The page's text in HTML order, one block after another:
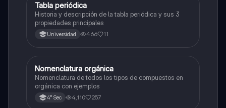
Química
Tabla periódica
Historia y descripción de la tabla periódica y sus 3
propiedades principales
Universidad 466 11
Química
Nomenclatura orgánica
Nomenclatura de todos los tipos de compuestos en
orgánica con ejemplos
4° Sec 4,110 257